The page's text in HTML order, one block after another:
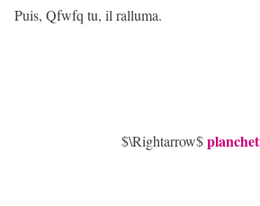
Puis, Qfwfq tu, il ralluma.
$\Rightarrow$